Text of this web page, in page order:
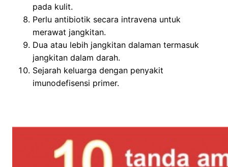
pada kulit.
Perlu antibiotik secara intravena untuk
merawat jangkitan.
Dua atau lebih jangkitan dalaman termasuk
jangkitan dalam darah.
Sejarah keluarga dengan penyakit
imunodefisensi primer.